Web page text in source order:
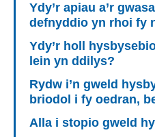
Ydy’r apiau a’r
defnyddio yn rhoi fy
Ydy’r holl
lein yn ddilys?
Rydw i’n gweld
briodol i fy oedran,
Alla i stopio gweld